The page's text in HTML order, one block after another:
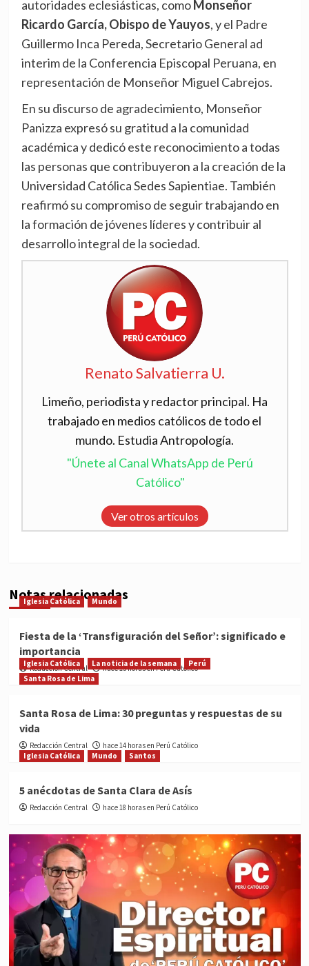
autoridades eclesiásticas, comoMonseñor
Ricardo García, Obispo de Yauyos, y el Padre
Guillermo Inca Pereda, Secretario General ad
interim de la Conferencia Episcopal Peruana, en
representación de Monseñor Miguel Cabrejos.
En su discurso de agradecimiento, Monseñor
Panizza expresó su gratitud a la comunidad
académica y dedicó este reconocimiento a todas
las personas que contribuyeron a la creación de la
Universidad Católica Sedes Sapientiae. También
reafirmó su compromiso de seguir trabajando en
la formación de jóvenes líderes y contribuir al
desarrollo integral de la sociedad.
Renato Salvatierra U.
Limeño, periodista y redactor principal. Ha
trabajado en medios católicos de todo el
mundo. Estudia Antropología.
"Únete al Canal WhatsApp de Perú
Católico"
Ver otros artículos
Notas relacionadas
Iglesia Católica Mundo
Fiesta de la ‘Transfiguración del Señor’: significado e
importancia
Redacción Central hace 13 horas en Perú Católico
Iglesia Católica La noticia de la semana
Perú
Santa Rosa de Lima
Santa Rosa de Lima: 30 preguntas y respuestas de su
vida
Redacción Central
hace 14 horas en Perú Católico
Iglesia Católica
Mundo Santos
5 anécdotas de Santa Clara de Asís
Redacción Central hace 18 horas en Perú Católico